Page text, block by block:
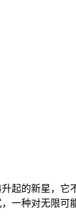
起的新星，
一种对无限